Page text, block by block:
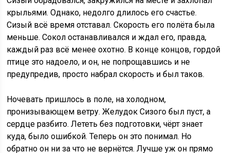
крыльями. Однако, недолго длилось его счастье.
Сизый всё время отставал. Скорость его полёта была
меньше. Сокол останавливался и ждал его, правда,
каждый раз всё менее охотно. В конце концов, гордой
птице это надоело, и он, не попрощавшись и не
предупредив, просто набрал скорость и был таков.
Ночевать пришлось в поле, на холодном,
пронизывающем ветру. Желудок Сизого был пуст, а
сердце разбито. Лететь без подготовки, чёрт знает
куда, было ошибкой. Теперь он это понимал. Но
обратно он ни за что не вернётся. Лучше уж он прямо